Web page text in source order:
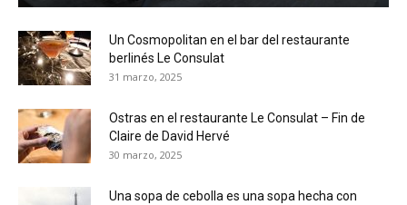
Un Cosmopolitan en el bar del restaurante
berlinés Le Consulat
31 marzo, 2025
Ostras en el restaurante Le Consulat – Fin de
Claire de David Hervé
30 marzo, 2025
Una sopa de cebolla es una sopa hecha con